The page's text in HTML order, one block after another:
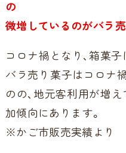
の
微増しているのがバラ売
コロナ禍となり、箱菓子
バラ売り菓子はコロナ
のの、地元客利用が増
加傾向にあります。
※かご市販売実績より